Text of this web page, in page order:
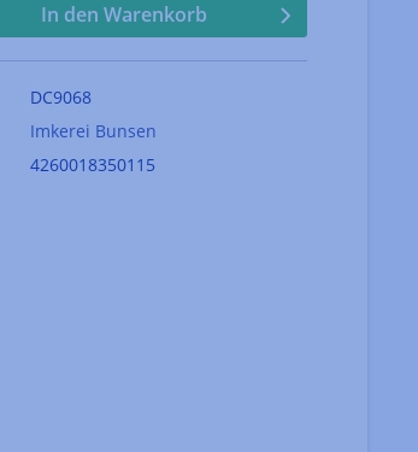
In den Warenkorb
DC9068
Imkerei Bunsen
4260018350115